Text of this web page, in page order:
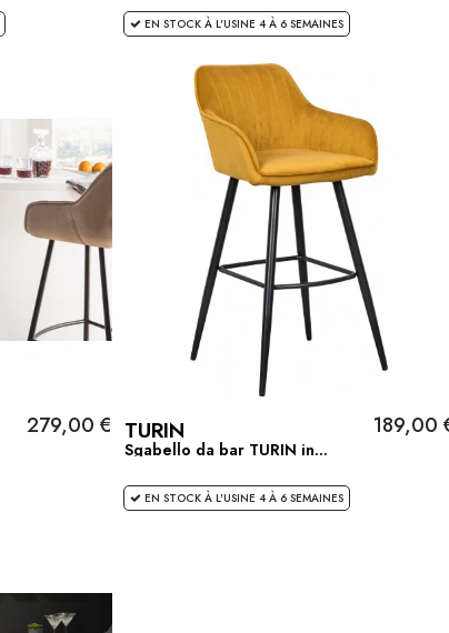
EN STOCK À L'USINE 4 À 6 SEMAINES
279,00 € TURIN
Sgabello da bar TURIN in...
189,00
EN STOCK À L'USINE 4 À 6 SEMAINES